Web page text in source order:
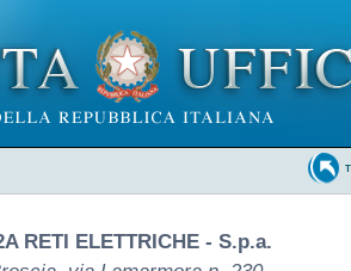
RETI ELETTRICHE - S.p.a.